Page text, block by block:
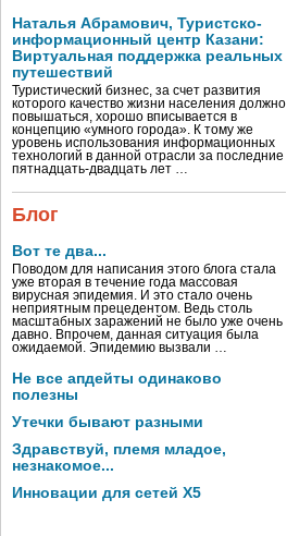
Наталья Абрамович, Туристско-
информационный центр Казани:
Виртуальная поддержка реальных
путешествий
Туристический бизнес, за счет развития
которого качество жизни населения должно
повышаться, хорошо вписывается в
концепцию «умного города». К тому же
уровень использования информационных
технологий в данной отрасли за последние
пятнадцать-двадцать лет …
Блог
Вот те два...
Поводом для написания этого блога стала
уже вторая в течение года массовая
вирусная эпидемия. И это стало очень
неприятным прецедентом. Ведь столь
масштабных заражений не было уже очень
давно. Впрочем, данная ситуация была
ожидаемой. Эпидемию вызвали …
Не все апдейты одинаково
полезны
Утечки бывают разными
Здравствуй, племя младое,
незнакомое...
Инновации для сетей X5